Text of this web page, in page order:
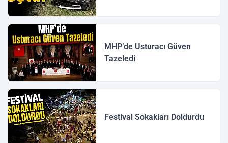
MHP’de Usturacı Güven
Tazeledi
Festival Sokakları Doldurdu